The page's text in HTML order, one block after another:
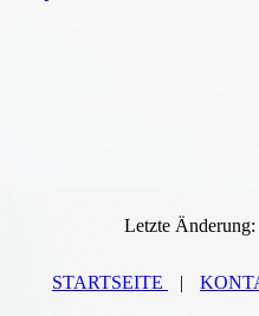
Letzte
STARTSEITE |